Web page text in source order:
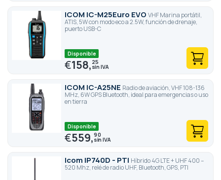
ICOM IC-M25Euro EVO VHF Marina portátil,
ATIS, 5W con modo eco a 2.5W, función de drenaje,
puerto USB-C
Disponible
€158,25
ICOM IC-A25NE Radio de aviación, VHF 108-136
MHz, 6W GPS Bluetooth, ideal para emergencias o uso
en tierra
Disponible
€559,90
Icom IP740D - PTI Híbrido 4G LTE + UHF 400 –
520 Mhz, relé de radio UHF, Bluetooth, GPS, PTI